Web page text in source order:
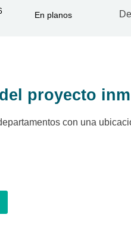
En planos
proyecto
con una